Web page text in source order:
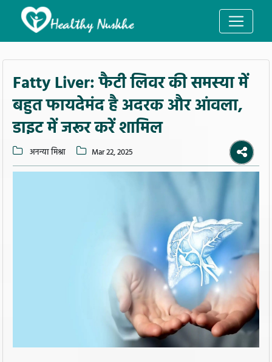
Fatty Liver: फैटी लिवर की समस्या में
बहुत फायदेमंद है अदरक और आंवला,
डाइट में जरूर करें शामिल
अनन्या मिश्रा Mar 22, 2025